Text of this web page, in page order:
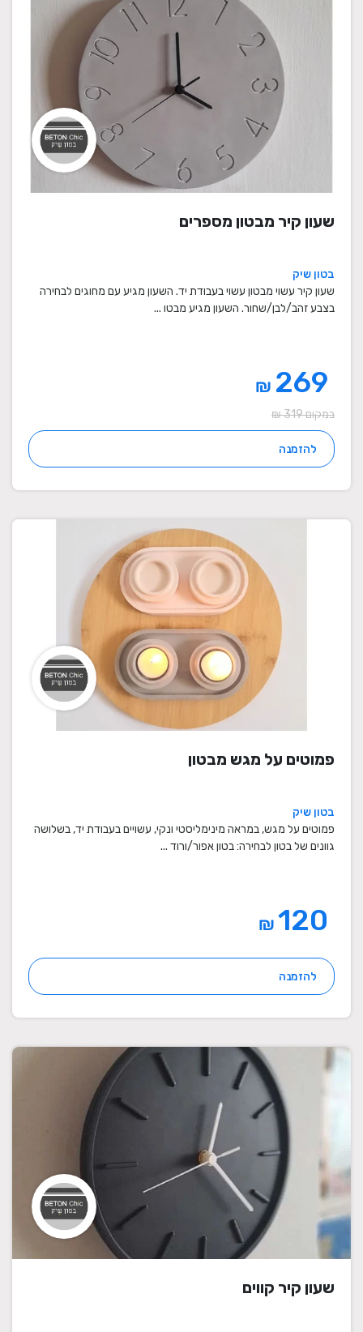
שעון קיר מבטון מספרים
בטון שיק
שעון קיר עשוי מבטון עשוי בעבודת יד. השעון מגיע עם מחוגים לבחירה
בצבע זהב/לבן/שחור. השעון מגיע מבטו ...
₪
במקום 319 ₪
להזמנה
פמוטים על מגש מבטון
בטון שיק
פמוטים על מגש, במראה מינימליסטי ונקי, עשויים בעבודת יד, בשלושה
גוונים של בטון לבחירה: בטון אפור/ורוד ...
₪
להזמנה
שעון קיר קווים